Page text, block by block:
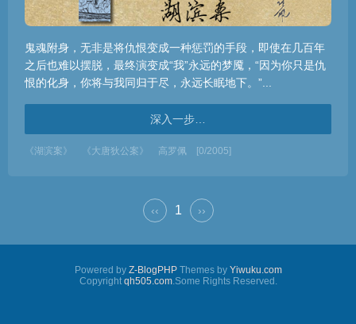
鬼魂附身，无非是将仇恨变成一种惩罚的手段，即使在几百年
之后也难以摆脱，最终演变成“我”永远的梦魇，“因为你只是仇
恨的化身，你将与我同归于尽，永远长眠地下。”...
深入一步…
《湖滨案》 《大唐狄公案》 高罗佩 [0/2005]
‹‹ 1 ››
Powered by Z-BlogPHPThemes by Yiwuku.com
Copyrightqh505.com.Some Rights Reserved.